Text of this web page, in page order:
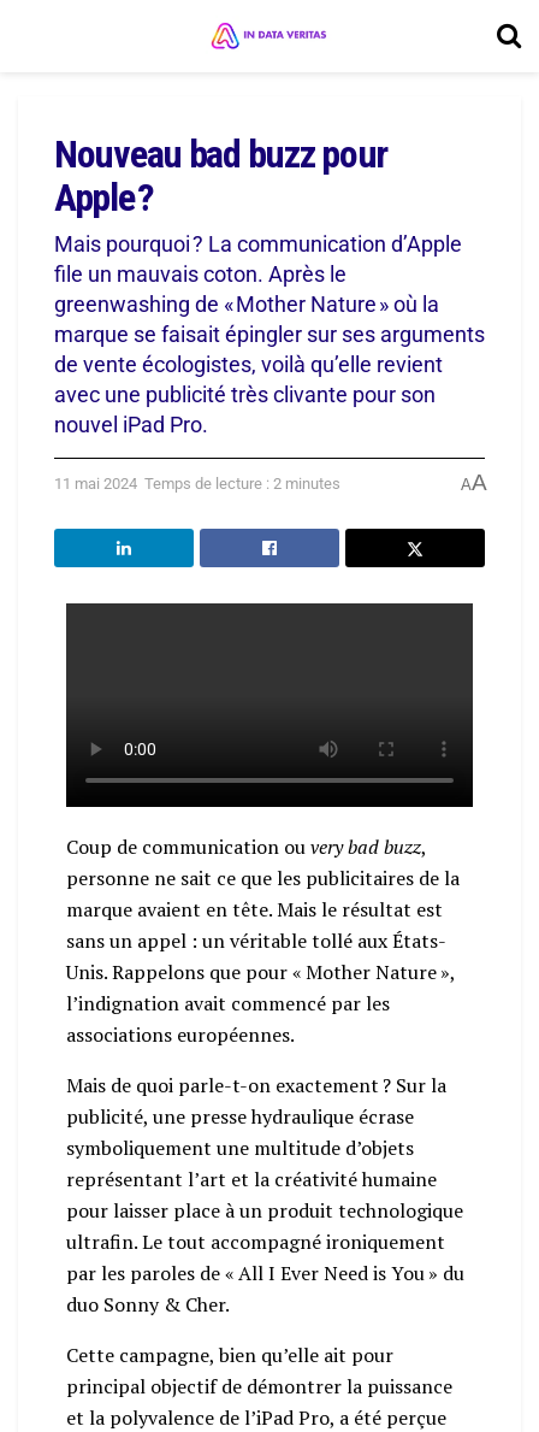
Nouveau bad buzz pour
Apple ?
Mais pourquoi ? La communication d’Apple
file un mauvais coton. Après le
greenwashing de « Mother Nature » où la
marque se faisait épingler sur ses arguments
de vente écologistes, voilà qu’elle revient
avec une publicité très clivante pour son
nouvel iPad Pro.
11 mai 2024 Temps de lecture : 2 minutes AA
Coup de communication ouvery bad buzz,
personne ne sait ce que les publicitaires de la
marque avaient en tête. Mais le résultat est
sans un appel : un véritable tollé aux États-
Unis. Rappelons que pour « Mother Nature »,
l’indignation avait commencé par les
associations européennes.
Mais de quoi parle-t-on exactement ? Sur la
publicité, une presse hydraulique écrase
symboliquement une multitude d’objets
représentant l’art et la créativité humaine
pour laisser place à un produit technologique
ultrafin. Le tout accompagné ironiquement
par les paroles de « All I Ever Need is You » du
duo Sonny & Cher.
Cette campagne, bien qu’elle ait pour
principal objectif de démontrer la puissance
et la polyvalence de l’iPad Pro, a été perçue